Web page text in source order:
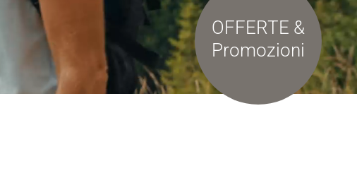
OFFERTE &
Promozioni